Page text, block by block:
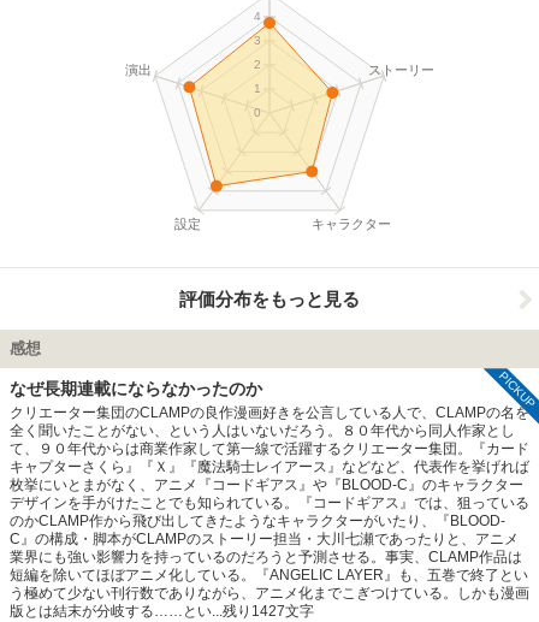
ストーリー
キャラクター
設定
演出
0
1
2
3
4
評価分布をもっと見る
感想
なぜ長期連載にならなかったのか
クリエーター集団のCLAMPの良作漫画好きを公言している人で、CLAMPの名を
全く聞いたことがない、という人はいないだろう。８０年代から同人作家とし
て、９０年代からは商業作家して第一線で活躍するクリエーター集団。『カード
キャプターさくら』『Ｘ』『魔法騎士レイアース』などなど、代表作を挙げれば
枚挙にいとまがなく、アニメ『コードギアス』や『BLOOD‐C』のキャラクター
デザインを手がけたことでも知られている。『コードギアス』では、狙っている
のかCLAMP作から飛び出してきたようなキャラクターがいたり、『BLOOD‐
C』の構成・脚本がCLAMPのストーリー担当・大川七瀬であったりと、アニメ
業界にも強い影響力を持っているのだろうと予測させる。事実、CLAMP作品は
短編を除いてほぼアニメ化している。『ANGELIC LAYER』も、五巻で終了とい
う極めて少ない刊行数でありながら、アニメ化までこぎつけている。しかも漫画
版とは結末が分岐する……とい...残り 1427文字
PICKUP